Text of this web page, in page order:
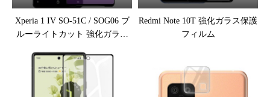
Xperia 1 IV SO-51C / SOG06 ブ
ルーライトカット 強化ガラス
Redmi Note 10T 強化ガラス保護
フィルム